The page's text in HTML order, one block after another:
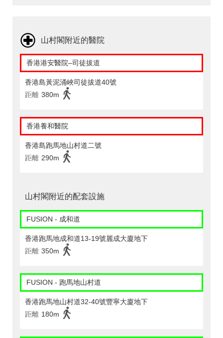
山村閣附近的醫院
香港港安醫院–司徒拔道
香港島黃泥涌峽司徒拔道40號
距離 380m
香港養和醫院
香港島跑馬地山村道二號
距離 290m
山村閣附近的配套設施
FUSION - 成和道
香港跑馬地成和道13-19號麗成大廈地下
距離 350m
FUSION - 跑馬地山村道
香港跑馬地山村道32-40號豐寧大廈地下
距離 180m